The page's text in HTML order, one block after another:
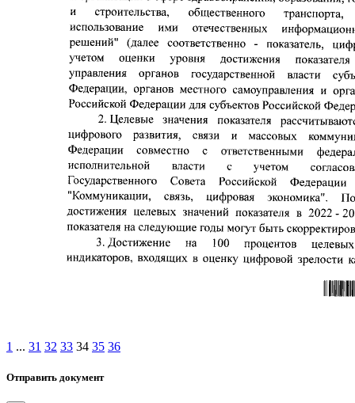
1 ... 31 32 33 34 35 36
Отправить документ